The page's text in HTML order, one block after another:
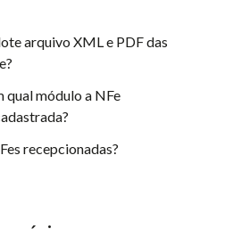
arquivo XML e PDF das
módulo a NFe
recepcionadas?